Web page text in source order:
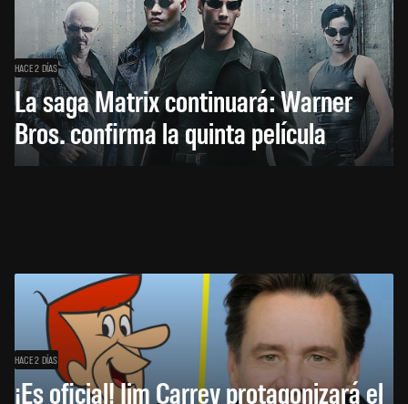
HACE 2 DÍAS
La saga Matrix continuará: Warner
Bros. confirma la quinta película
HACE 2 DÍAS
¡Es oficial! Jim Carrey protagonizará el